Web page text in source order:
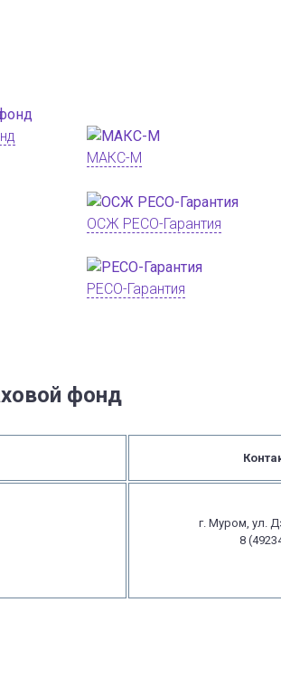
МАКС-М
ОСЖ РЕСО-Гарантия
РЕСО-Гарантия
фонд
г. Муром, ул.
8